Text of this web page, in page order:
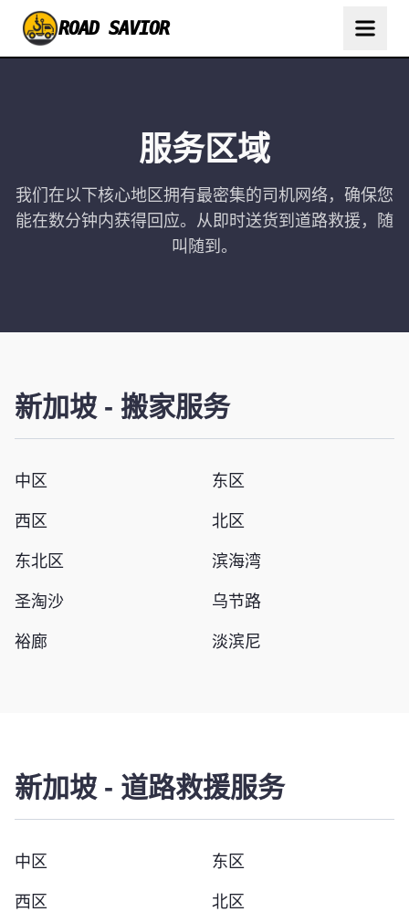
ROAD SAVIOR
服务区域
我们在以下核心地区拥有最密集的司机网络，确保您
能在数分钟内获得回应。从即时送货到道路救援，随
叫随到。
新加坡 - 搬家服务
中区 东区
西区 北区
东北区 滨海湾
圣淘沙 乌节路
裕廊 淡滨尼
新加坡 - 道路救援服务
中区 东区
西区 北区